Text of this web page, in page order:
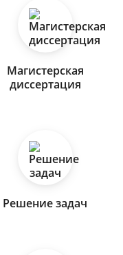
Магистерская
диссертация
Решение задач